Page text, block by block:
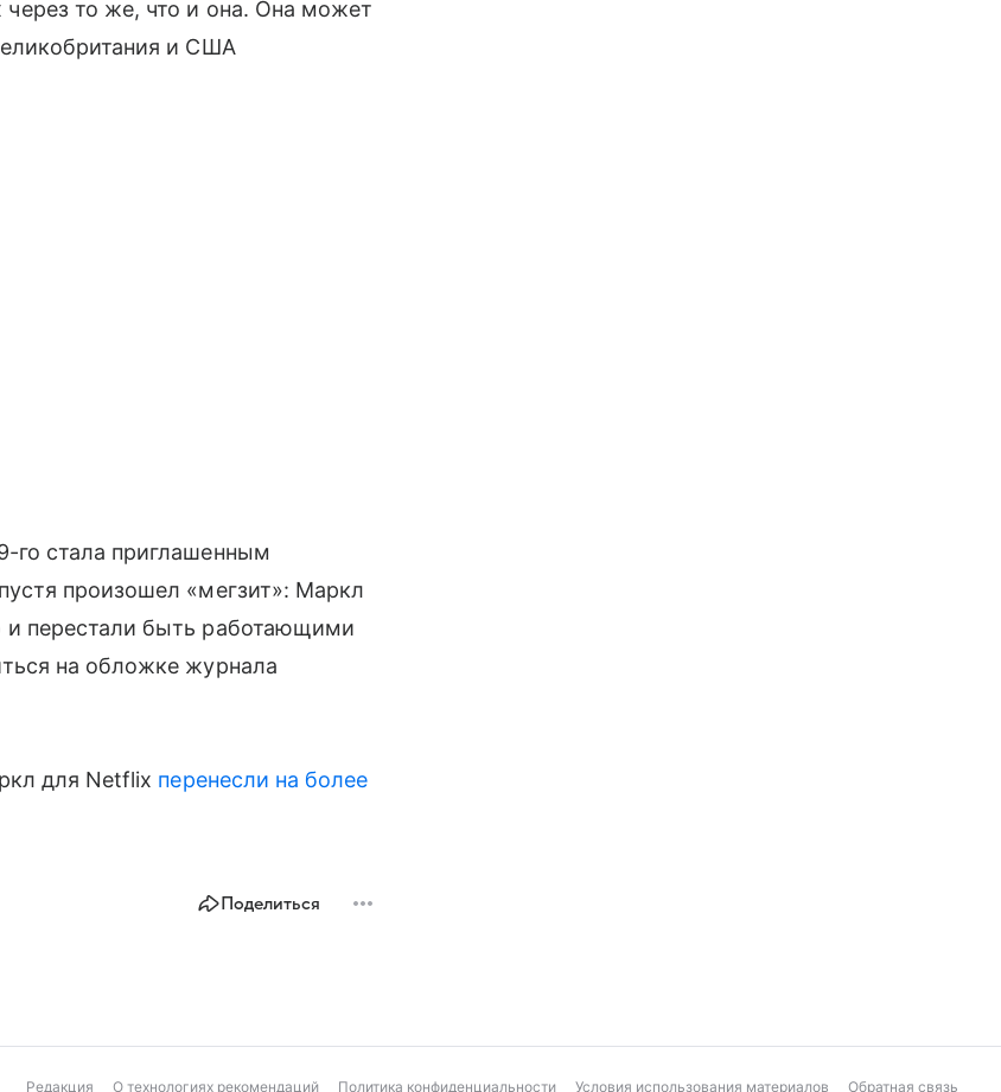
то же, что и она. Она может
и США
го стала приглашенным
произошел «мегзит»: Маркл
и перестали быть работающими
на обложке журнала
для Netflix перенесли на более
Поделиться
Редакция О технологиях рекомендаций Политика конфиденциальности Условия использования материалов Обратная связь